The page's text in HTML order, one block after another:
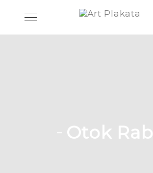
content
Toggle
Otok Rab